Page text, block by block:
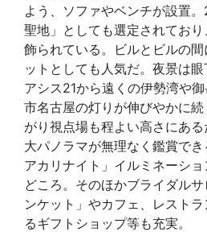
よう、ソファやベンチが設置
聖地」としても選定されてお
飾られている。ビルとビルの
ットとしても人気だ。夜景は
アシス21から遠くの伊勢湾や
市名古屋の灯りが伸びやかに
がり視点場も程よい高さにあ
大パノラマが無理なく鑑賞で
アカリナイト」イルミネーシ
どころ。そのほかブライダル
ンケット」やカフェ、レスト
るギフトショップ等も充実。